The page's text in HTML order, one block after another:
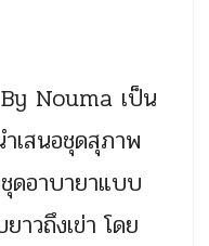
Nouma เป็น
เสนอชุดสุภาพ
ดอาบายาแบบ
าวถึงเข่า โดย